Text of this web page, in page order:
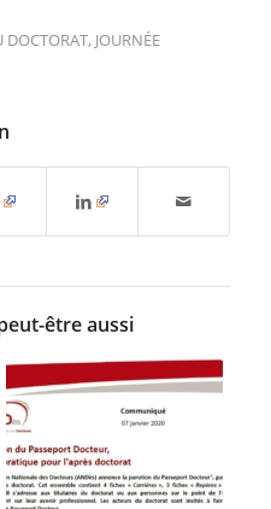
DOCTORAT, JOURNÉE
être aussi